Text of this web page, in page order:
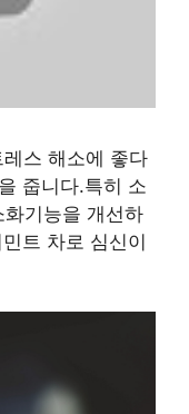
스 해소에 좋다
줍니다.특히 소
기능을 개선하
트 차로 심신이